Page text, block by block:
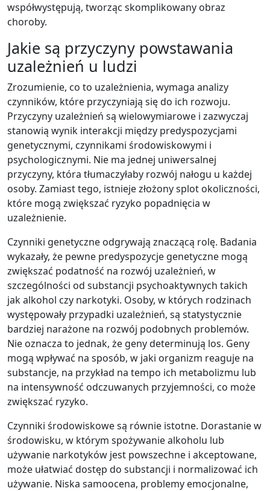
współwystępują, tworząc skomplikowany obraz
choroby.
Jakie są przyczyny powstawania
uzależnień u ludzi
Zrozumienie, co to uzależnienia, wymaga analizy
czynników, które przyczyniają się do ich rozwoju.
Przyczyny uzależnień są wielowymiarowe i zazwyczaj
stanowią wynik interakcji między predyspozycjami
genetycznymi, czynnikami środowiskowymi i
psychologicznymi. Nie ma jednej uniwersalnej
przyczyny, która tłumaczyłaby rozwój nałogu u każdej
osoby. Zamiast tego, istnieje złożony splot okoliczności,
które mogą zwiększać ryzyko popadnięcia w
uzależnienie.
Czynniki genetyczne odgrywają znaczącą rolę. Badania
wykazały, że pewne predyspozycje genetyczne mogą
zwiększać podatność na rozwój uzależnień, w
szczególności od substancji psychoaktywnych takich
jak alkohol czy narkotyki. Osoby, w których rodzinach
występowały przypadki uzależnień, są statystycznie
bardziej narażone na rozwój podobnych problemów.
Nie oznacza to jednak, że geny determinują los. Geny
mogą wpływać na sposób, w jaki organizm reaguje na
substancje, na przykład na tempo ich metabolizmu lub
na intensywność odczuwanych przyjemności, co może
zwiększać ryzyko.
Czynniki środowiskowe są równie istotne. Dorastanie w
środowisku, w którym spożywanie alkoholu lub
używanie narkotyków jest powszechne i akceptowane,
może ułatwiać dostęp do substancji i normalizować ich
używanie. Niska samoocena, problemy emocjonalne,